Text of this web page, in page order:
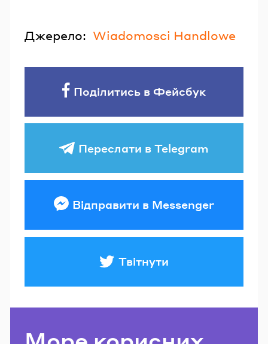
Джерело: Wiadomosci Handlowe
Поділитись в Фейсбук
Переслати в Telegram
Відправити в Messenger
Твітнути